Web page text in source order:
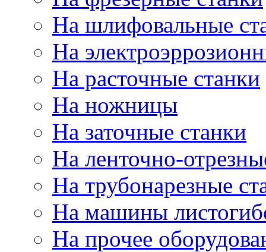
На шлифовальные
На
На расточные станки
На ножницы
На заточные станки
На ленточно-
На трубонарезные
На машины
На прочее